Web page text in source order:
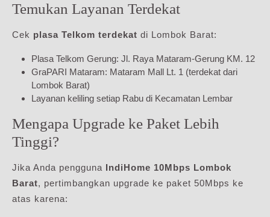
Temukan Layanan Terdekat
Cek plasa Telkom terdekat di Lombok Barat:
Plasa Telkom Gerung: Jl. Raya Mataram-Gerung KM. 12
GraPARI Mataram: Mataram Mall Lt. 1 (terdekat dari
Lombok Barat)
Layanan keliling setiap Rabu di Kecamatan Lembar
Mengapa Upgrade ke Paket Lebih
Tinggi?
Jika Anda pengguna IndiHome 10Mbps Lombok
Barat, pertimbangkan upgrade ke paket 50Mbps ke
atas karena: